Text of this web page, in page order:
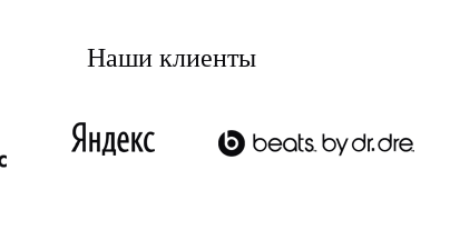
Наши клиенты